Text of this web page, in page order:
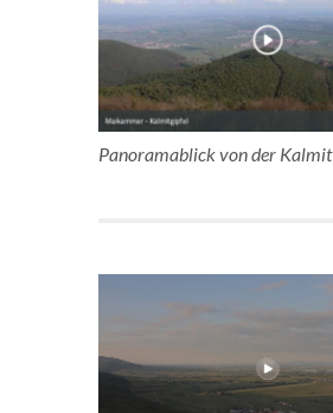
Panoramablick von der Kalmit